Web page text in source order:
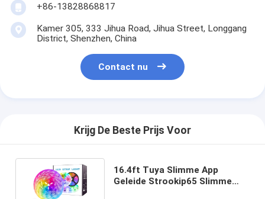
+86-13828868817
Kamer 305, 333 Jihua Road, Jihua Street, Longgang
District, Shenzhen, China
Contact nu
Krijg De Beste Prijs Voor
16.4ft Tuya Slimme App
Geleide Strookip65 Slimme